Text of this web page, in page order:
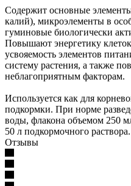
Содержит основные
калий), микроэлементы в
гуминовые биологически
Повышают энергетику
усвояемость элементов
систему растения, а также
неблагоприятным факторам.
Используется как для
подкормки. При норме
воды, флакона объемом 250
50 л подкормочного раствора.
Отзывы